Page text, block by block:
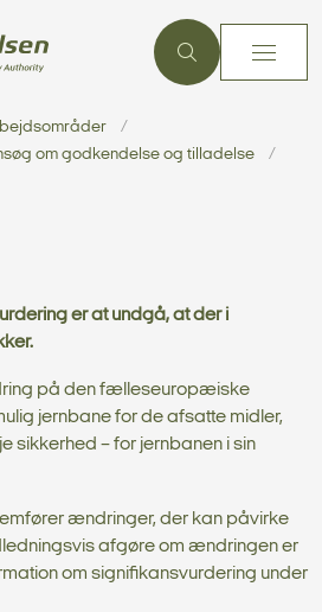
om godkendelse og tilladelse
er at undgå, at der i
på den fælleseuropæiske
jernbane for de afsatte midler,
sikkerhed – for jernbanen i sin
ændringer, der kan påvirke
afgøre om ændringen er
om signifikansvurdering under